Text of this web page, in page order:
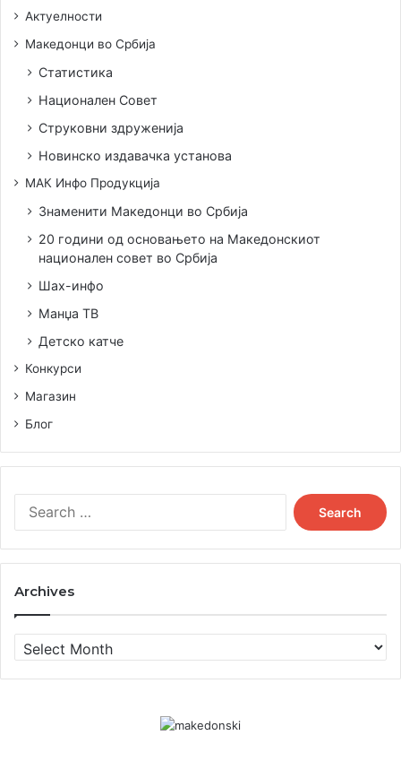
Актуелности
Македонци во Србија
Статистика
Национален Совет
Струковни здруженија
Новинско издавачка установа
МАК Инфо Продукција
Знаменити Македонци во Србија
20 години од основањето на Македонскиот
национален совет во Србија
Шах-инфо
Манџа ТВ
Детско катче
Конкурси
Магазин
Блог
Search
for:
Archives
Archives